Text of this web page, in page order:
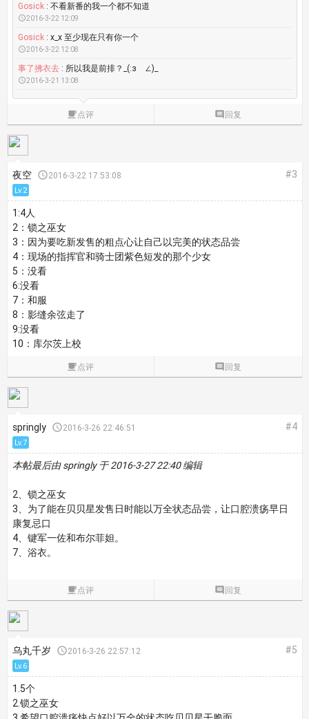
Gosick: 不看新番的我一个都不知道
2016-3-22 12:09
Gosick: x_x 至少现在只有你一个
2016-3-22 12:08
事了拂衣去: 所以我是前排？_(:зゝ∠)_
2016-3-21 13:08
点评  回复
夜空 2016-3-22 17:53:08 #3
Lv.2
1:4人
2：锁之巫女
3：因为要吃新发售的粗点心让自己以完美的状态品尝
4：现场的指挥官和骑士团紫色短发的那个少女
5：没看
6:没看
7：和服
8：影缝余弦走了
9:没看
10：库尔茨上校
点评  回复
springly 2016-3-26 22:46:51 #4
Lv.7
本帖最后由 springly 于 2016-3-27 22:40 编辑
2、锁之巫女
3、为了能在贝贝星发售日时能以万全状态品尝，让口腔溃疡早日
康复忌口
4、键军一佐和布尔菲妲。
7、浴衣。
点评  回复
乌丸千岁 2016-3-26 22:57:12 #5
Lv.6
1.5个
2.锁之巫女